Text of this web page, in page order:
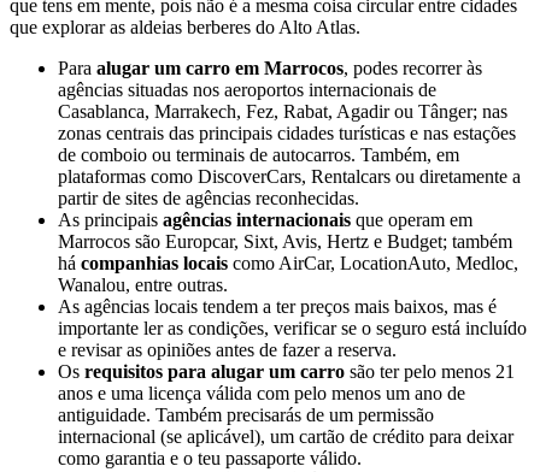
que tens em mente, pois não é a mesma coisa circular entre cidades
que explorar as aldeias berberes do Alto Atlas.
Para alugar um carro em Marrocos, podes recorrer às
agências situadas nos aeroportos internacionais de
Casablanca, Marrakech, Fez, Rabat, Agadir ou Tânger; nas
zonas centrais das principais cidades turísticas e nas estações
de comboio ou terminais de autocarros. Também, em
plataformas como DiscoverCars, Rentalcars ou diretamente a
partir de sites de agências reconhecidas.
As principais agências internacionais que operam em
Marrocos são Europcar, Sixt, Avis, Hertz e Budget; também
há companhias locais como AirCar, LocationAuto, Medloc,
Wanalou, entre outras.
As agências locais tendem a ter preços mais baixos, mas é
importante ler as condições, verificar se o seguro está incluído
e revisar as opiniões antes de fazer a reserva.
Os requisitos para alugar um carro são ter pelo menos 21
anos e uma licença válida com pelo menos um ano de
antiguidade. Também precisarás de um permissão
internacional (se aplicável), um cartão de crédito para deixar
como garantia e o teu passaporte válido.